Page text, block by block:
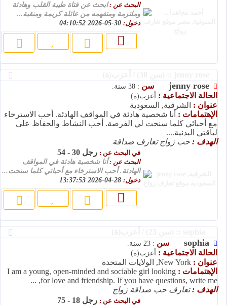
البحث عن :ابحث عن فتاة طيبة القلب وهادئة
وملتزمة ومتفهمه من عائلة كريمة ومنقبة...
دخول:
jenny rose سن : 38 سنة.
الحالة الاجتماعية : أعزب(ة)
عنوان : الشرقية, السعودية
الإهتمامات : أنا شخصية هادئة في المواقف الهادئة. أحب الاسترخاء
مع أحبائي كلما سنحت لي الفرصة. أحب النشاط والحفاظ على
لياقتي البدنية....
الهدف : حب زواج تعارف صداقة
في البحث عن : رجل 30 - 54
البحث عن :أنا شخصية هادئة في المواقف
الهادئة. أحب الاسترخاء مع أحبائي كلما سنحت...
دخول:
sophia سن : 23 سنة.
الحالة الاجتماعية : أعزب(ة)
عنوان : New York, الولايات المتحدة
الإهتمامات : I am a young, open-minded and sociable girl looking
for love and friendship. If you have questions, write me, ...
الهدف :تعارف حب صداقة زواج
في البحث عن : رجل 18 - 75